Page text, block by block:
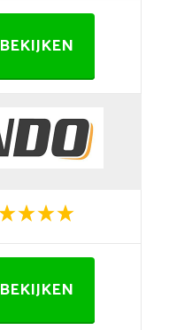
BEKIJKEN
BEKIJKEN